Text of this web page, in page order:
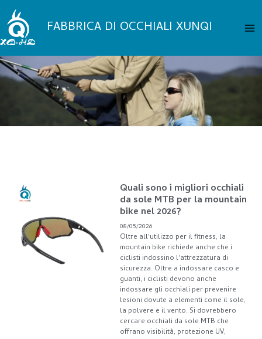
Vai
al
contenuto FABBRICA DI OCCHIALI XUNQI
Quali sono i migliori occhiali
da sole MTB per la mountain
bike nel 2026?
08/05/2026
Oltre all'utilizzo per il fitness, la
mountain bike richiede anche che i
ciclisti indossino l'attrezzatura di
sicurezza. Oltre a indossare casco e
guanti, i ciclisti devono anche
indossare gli occhiali per prevenire
lesioni dovute a elementi come il sole,
la polvere e il vento. Si dovrebbero
cercare occhiali da sole MTB che
offrano visibilità, protezione UV,
PaginaPagina
Pagina
Pagina
Pagina